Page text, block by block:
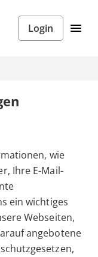
Login
wie
Ihre E-Mail-
ein wichtiges
Webseiten,
angebotene